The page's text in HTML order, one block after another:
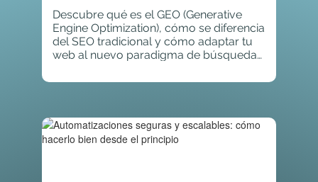
Descubre qué es el GEO (Generative
Engine Optimization), cómo se diferencia
del SEO tradicional y cómo adaptar tu
web al nuevo paradigma de búsquedas